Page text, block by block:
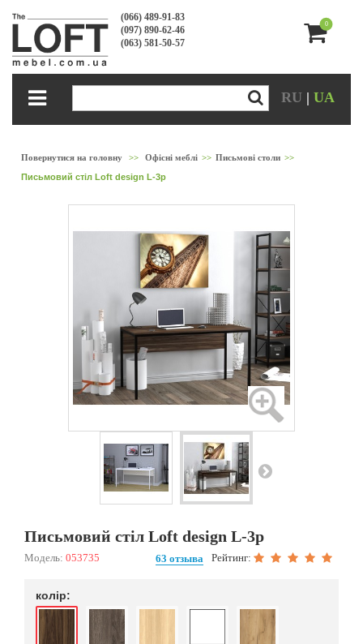
(066) 489-91-83
(097) 890-62-46
(063) 581-50-57
0
RU | UA
Повернутися на головну >> Офісні меблі >> Письмові столи >>
Письмовий стіл Loft design L-3p
Письмовий стіл Loft design L-3p
Модель: 053735 Рейтинг:
63 отзыва
колір: